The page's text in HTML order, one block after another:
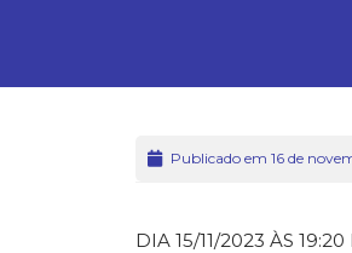
Publicado em 16 de
DIA 15/11/2023 ÀS